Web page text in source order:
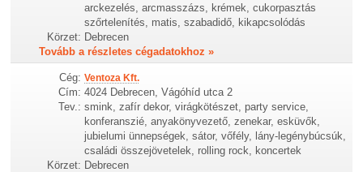
arckezelés, arcmasszázs, krémek, cukorpasztás
szőrtelenítés, matis, szabadidő, kikapcsolódás
Körzet: Debrecen
Tovább a részletes cégadatokhoz »
Cég: Ventoza Kft.
Cím: 4024 Debrecen, Vágóhíd utca 2
Tev.: smink, zafír dekor, virágkötészet, party service,
konferanszié, anyakönyvezető, zenekar, esküvők,
jubielumi ünnepségek, sátor, vőfély, lány-legénybúcsúk,
családi összejövetelek, rolling rock, koncertek
Körzet: Debrecen